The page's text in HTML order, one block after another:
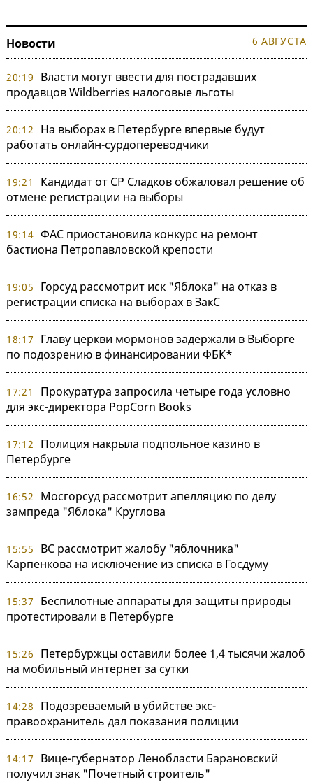
Новости 6 АВГУСТА
20:19
Власти могут ввести для пострадавших
продавцов Wildberries налоговые льготы
20:12
На выборах в Петербурге впервые будут
работать онлайн-сурдопереводчики
19:21
Кандидат от СР Сладков обжаловал решение об
отмене регистрации на выборы
19:14 ФАС приостановила конкурс на ремонт
бастиона Петропавловской крепости
19:05
Горсуд рассмотрит иск "Яблока" на отказ в
регистрации списка на выборах в ЗакС
18:17
Главу церкви мормонов задержали в Выборге
по подозрению в финансировании ФБК*
17:21
Прокуратура запросила четыре года условно
для экс-директора PopCorn Books
17:12
Полиция накрыла подпольное казино в
Петербурге
16:52
Мосгорсуд рассмотрит апелляцию по делу
зампреда "Яблока" Круглова
15:55
ВС рассмотрит жалобу "яблочника"
Карпенкова на исключение из списка в Госдуму
15:37
Беспилотные аппараты для защиты природы
протестировали в Петербурге
15:26
Петербуржцы оставили более 1,4 тысячи жалоб
на мобильный интернет за сутки
14:28
Подозреваемый в убийстве экс-
правоохранитель дал показания полиции
14:17
Вице-губернатор Ленобласти Барановский
получил знак "Почетный строитель"